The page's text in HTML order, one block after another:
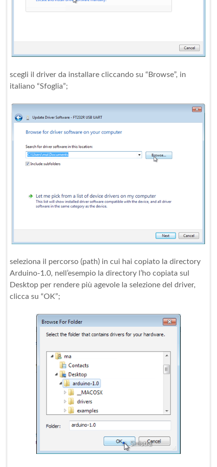
scegli il driver da installare cliccando su “Browse”, in
italiano “Sfoglia”;
seleziona il percorso (path) in cui hai copiato la directory
Arduino-1.0, nell’esempio la directory l’ho copiata sul
Desktop per rendere più agevole la selezione del driver,
clicca su “OK”;